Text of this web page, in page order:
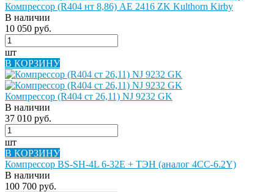
Компрессор (R404 нт 8,86) AE 2416 ZK Kulthorn Kirby
В наличии
10 050 руб.
шт
В КОРЗИНУ
Компрессор (R404 ст 26,11) NJ 9232 GK
В наличии
37 010 руб.
шт
В КОРЗИНУ
Компрессор BS-SH-4L 6-32E + ТЭН (аналог 4CC-6.2Y)
В наличии
100 700 руб.